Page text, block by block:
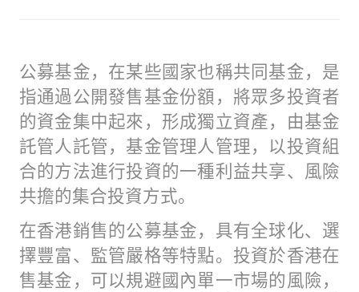
公募基金，在某些國家也稱共同基金，是
指通過公開發售基金份額，將眾多投資者
的資金集中起來，形成獨立資產，由基金
託管人託管，基金管理人管理，以投資組
合的方法進行投資的一種利益共享、風險
共擔的集合投資方式。
在香港銷售的公募基金，具有全球化、選
擇豐富、監管嚴格等特點。投資於香港在
售基金，可以規避國內單一市場的風險，